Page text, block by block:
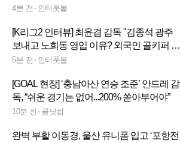
훼법 주문했어"
4분 전 인터풋볼
[K리그2 인터뷰] 최윤겸 감독 "김종석 광주
보내고 노희동 영입 이유? 외국인 골키퍼 노
보 기대 못 미쳐서"
5분 전 인터풋볼
[GOAL 현장] ‘충남아산 연승 조준’ 안드레 감
독, “쉬운 경기는 없어...200% 쏟아부어야”
10분 전 골닷컴
완벽 부활 이동경, 울산 유니폼 입고 ‘포항전